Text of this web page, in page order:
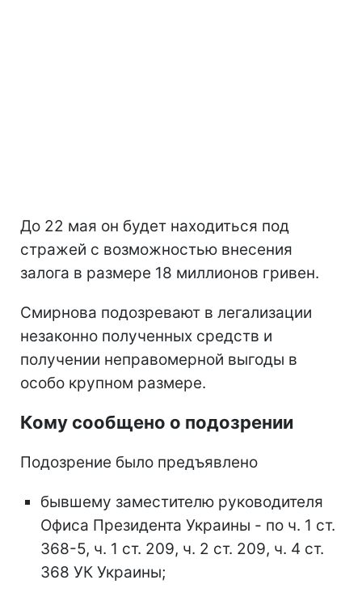
До 22 мая он будет находиться под
стражей с возможностью внесения
залога в размере 18 миллионов гривен.
Смирнова подозревают в легализации
незаконно полученных средств и
получении неправомерной выгоды в
особо крупном размере.
Кому сообщено о подозрении
Подозрение было предъявлено
бывшему заместителю руководителя
Офиса Президента Украины - по ч. 1 ст.
368-5, ч. 1 ст. 209, ч. 2 ст. 209, ч. 4 ст.
368 УК Украины;